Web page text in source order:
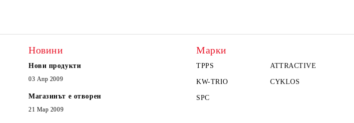
Новини
Нови продукти
03 Апр 2009
Магазинът е отворен
21 Мар 2009
Марки
TPPS ATTRACTIVE
KW-TRIO CYKLOS
SPC